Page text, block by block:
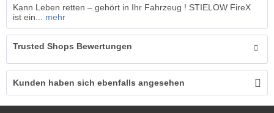
Kann Leben retten – gehört in Ihr Fahrzeug ! STIELOW FireX
ist ein...
mehr
Trusted Shops Bewertungen
Kunden haben sich ebenfalls angesehen